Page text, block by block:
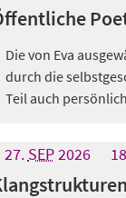
Die von Eva
durch die
Teil auch
27. SEP2026